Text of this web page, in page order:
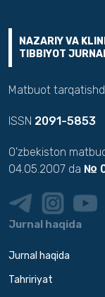
NAZARIY VA
TIBBIYOT
Matbuot
ISSN 2091-5853
O'zbekiston
04.05.2007 da №
Jurnal haqida
Jurnal haqida
Tahririyat